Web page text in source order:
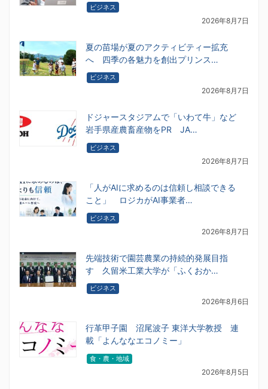
ビジネス
2026年8月7日
夏の苗場が夏のアクティビティー拡充
へ 四季の各魅力を創出プリンス…
ビジネス
2026年8月7日
ドジャースタジアムで「いわて牛」など
岩手県産農畜産物をPR JA…
ビジネス
2026年8月7日
「人がAIに求めるのは信頼し相談できる
こと」 ロジカがAI事業者…
ビジネス
2026年8月7日
先端技術で園芸農業の持続的発展目指
す 久留米工業大学が「ふくおか…
ビジネス
2026年8月6日
行革甲子園 沼尾波子 東洋大学教授 連
載「よんななエコノミー」
食・農・地域
2026年8月5日